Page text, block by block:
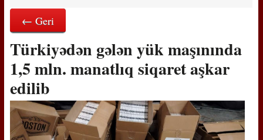
← Geri
Türkiyədən gələn yük maşınında
1,5 mln. manatlıq siqaret aşkar
edilib